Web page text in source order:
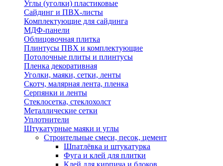
Углы (уголки) пластиковые
Сайдинг и ПВХ-листы
Комплектующие для сайдинга
МДФ-панели
Облицовочная плитка
Плинтусы ПВХ и комплектующие
Потолочные плиты и плинтусы
Пленка декоративная
Уголки, маяки, сетки, ленты
Скотч, малярная лента, пленка
Серпянки и ленты
Стеклосетка, стеклохолст
Металлические сетки
Уплотнители
Штукатурные маяки и углы
Строительные смеси, песок, цемент
Шпатлёвка и штукатурка
Фуга и клей для плитки